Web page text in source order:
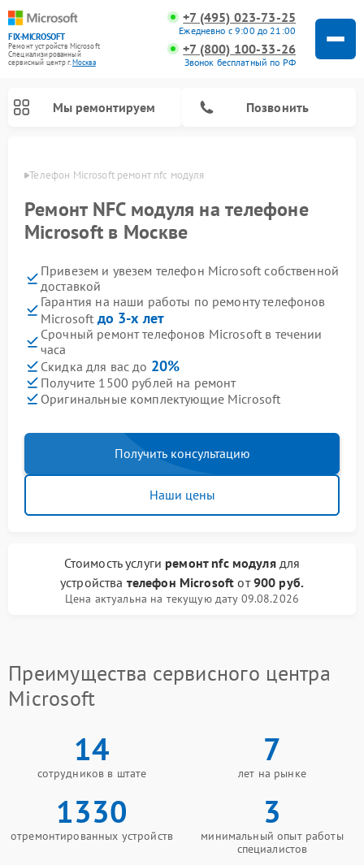
FIX-MICROSOFT
Ремонт устройств Microsoft
Специализированный
cервисный центр г.Москва
+7 (495) 023-73-25
Ежедневно с 9:00 до 21:00
+7 (800) 100-33-26
Звонок бесплатный по РФ
Мы ремонтируем Позвонить
Телефон Microsoft ремонт nfc модуля
Ремонт NFC модуля на телефоне
Microsoft в Москве
Привезем и увезем телефон Microsoft собственной
доставкой
Гарантия на наши работы по ремонту телефонов
Microsoft до 3-х лет
Срочный ремонт телефонов Microsoft в течении
часа
Скидка для вас до 20%
Получите 1500 рублей на ремонт
Оригинальные комплектующие Microsoft
Получить консультацию
Наши цены
Стоимость услуги ремонт nfc модулядля
устройства телефон Microsoft от900 руб.
Цена актуальна на текущую дату 09.08.2026
Преимущества сервисного центра
Microsoft
14
сотрудников в штате
7
лет на рынке
1330
отремонтированных устройств
3
минимальный опыт работы
специалистов